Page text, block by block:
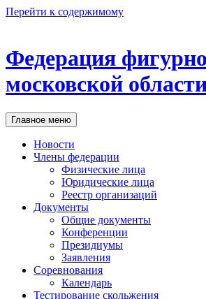
Перейти к содержимому
Федерация
московской
Главное меню
Новости
Члены федерации
Физические лица
Юридические лица
Реестр организаций
Документы
Общие документы
Конференции
Президиумы
Заявления
Соревнования
Календарь
Тестирование скольжения